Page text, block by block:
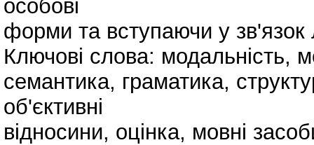
особові
форми та вступаючи у зв'язок
Ключові слова: модальність,
семантика, граматика,
об'єктивні
відносини, оцінка, мовні